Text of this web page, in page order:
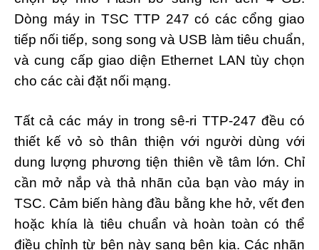
Dòng máy in TSC TTP 247 có các cổng giao
tiếp nối tiếp, song song và USB làm tiêu chuẩn,
và cung cấp giao diện Ethernet LAN tùy chọn
cho các cài đặt nối mạng.
Tất cả các máy in trong sê-ri TTP-247 đều có
thiết kế vỏ sò thân thiện với người dùng với
dung lượng phương tiện thiên về tâm lớn. Chỉ
cần mở nắp và thả nhãn của bạn vào máy in
TSC. Cảm biến hàng đầu bằng khe hở, vết đen
hoặc khía là tiêu chuẩn và hoàn toàn có thể
điều chỉnh từ bên này sang bên kia. Các nhãn